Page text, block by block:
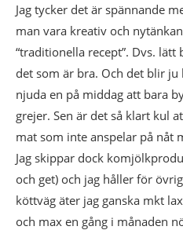
Jag tycker det är spännande
man vara kreativ och
“traditionella recept”. Dvs.
det som är bra. Och det blir
njuda en på middag att bara
grejer. Sen är det så klart kul
mat som inte anspelar på nåt
Jag skippar dock
och get) och jag håller för
köttväg äter jag ganska mkt
och max en gång i månaden